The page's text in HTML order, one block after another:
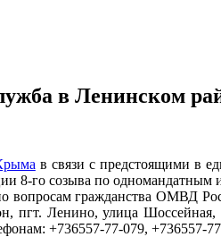
в Ленинском
в связи с предстоящими в
8-го созыва по
вопросам гражданства ОМВД
Ленино, улица Шоссейная,
+736557-77-079, +736557-